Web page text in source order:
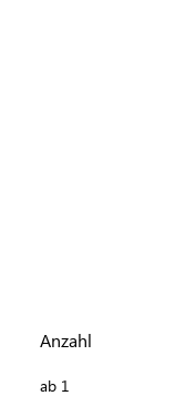
Anzahl
ab 1